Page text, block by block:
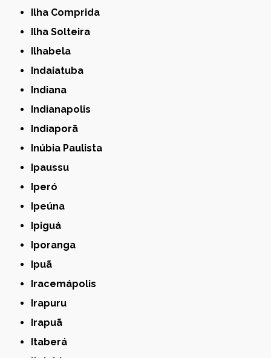
Ilha Comprida
Ilha Solteira
Ilhabela
Indaiatuba
Indiana
Indianapolis
Indiaporã
Inúbia Paulista
Ipaussu
Iperó
Ipeúna
Ipiguá
Iporanga
Ipuã
Iracemápolis
Irapuru
Irapuã
Itaberá